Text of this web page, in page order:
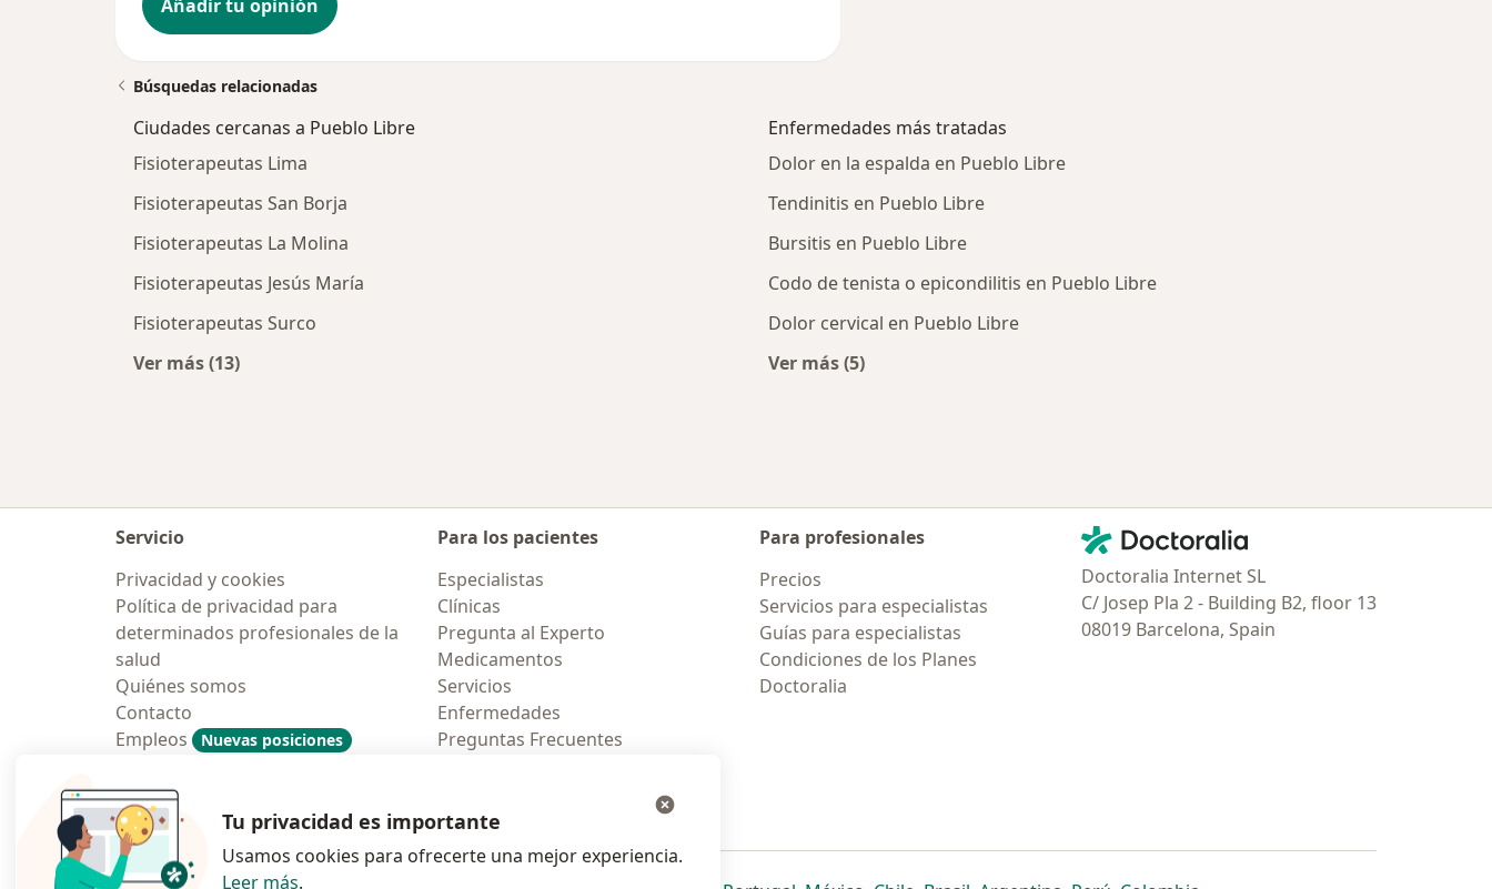
Añadir tu opinión
Búsquedas relacionadas
Ciudades cercanas a Pueblo Libre
Fisioterapeutas Lima
Fisioterapeutas San Borja
Fisioterapeutas La Molina
Fisioterapeutas Jesús María
Fisioterapeutas Surco
Ver más (13)
Enfermedades más tratadas
Dolor en la espalda en Pueblo Libre
Tendinitis en Pueblo Libre
Bursitis en Pueblo Libre
Codo de tenista o epicondilitis en Pueblo Libre
Dolor cervical en Pueblo Libre
Ver más (5)
Servicio
Privacidad y cookies
Política de privacidad para
determinados profesionales de la
salud
Quiénes somos
Contacto
Empleos
Nuevas posiciones
Contratación
Para los pacientes
Especialistas
Clínicas
Pregunta al Experto
Medicamentos
Servicios
Enfermedades
Preguntas Frecuentes
Para profesionales
Precios
Servicios para especialistas
Guías para especialistas
Condiciones de los Planes
Doctoralia
Contacto
Doctoralia - Página de inicio
Doctoralia Internet SL
C/ Josep Pla 2 - Building B2, floor 13
08019 Barcelona, Spain
Tu privacidad es importante
Usamos cookies para ofrecerte una mejor experiencia.
Leer más.